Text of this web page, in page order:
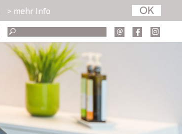
> mehr Info